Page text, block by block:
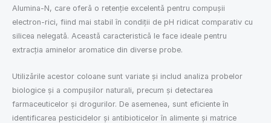
Alumina-N, care oferă o retenție excelentă pentru compușii
electron-rici, fiind mai stabil în condiții de pH ridicat comparativ cu
silicea nelegată. Această caracteristică le face ideale pentru
extracția aminelor aromatice din diverse probe.
Utilizările acestor coloane sunt variate și includ analiza probelor
biologice și a compușilor naturali, precum și detectarea
farmaceuticelor și drogurilor. De asemenea, sunt eficiente în
identificarea pesticidelor și antibioticelor în alimente și matrice